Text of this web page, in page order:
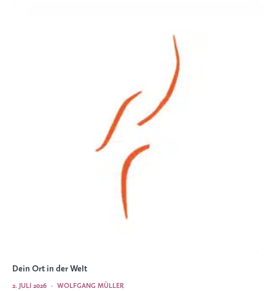
Dein Ort in der Welt
WOLFGANG MÜLLER
·
2. JULI 2026